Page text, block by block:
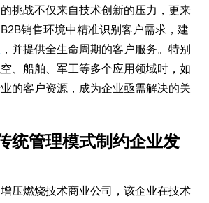
挑战不仅来自技术创新的压力，更来
销售环境中精准识别客户需求，建
，并提供全生命周期的客户服务。特别
、船舶、军工等多个应用领域时，如
的客户资源，成为企业亟需解决的关
统管理模式制约企业发
压燃烧技术商业公司，该企业在技术